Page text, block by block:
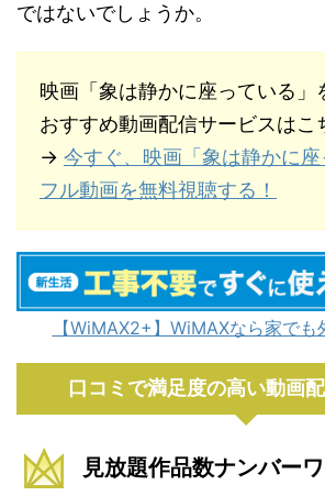
ではないでしょうか。
映画「象は静かに座っている」
おすすめ動画配信サービスはこ
→ 今すぐ、映画「象は静かに
フル動画を無料視聴する！
【WiMAX2+】WiMAXなら家でも
口コミで満足度の高い動画
見放題作品数ナンバー